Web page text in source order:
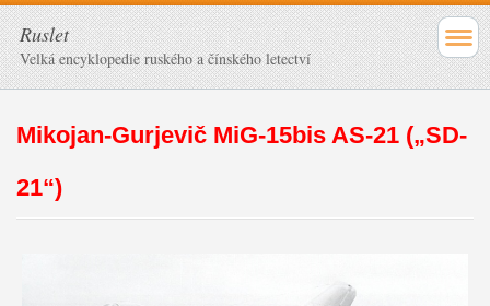
Ruslet
Velká encyklopedie ruského a čínského letectví
Mikojan-Gurjevič MiG-15bis AS-21 („SD-
21“)